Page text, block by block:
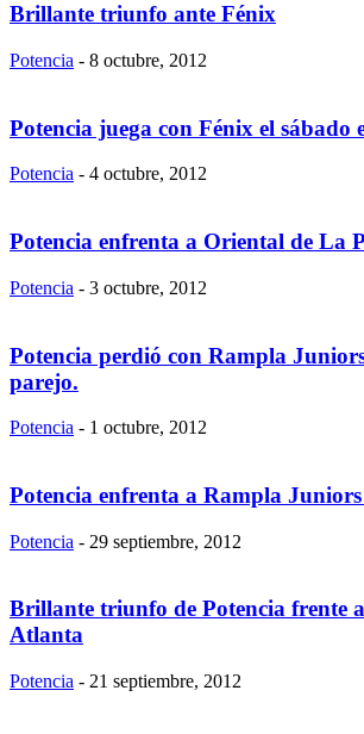
Brillante triunfo ante Fénix
Potencia - 8 octubre, 2012
Potencia juega con Fénix el sábado
Potencia - 4 octubre, 2012
Potencia enfrenta a Oriental de La
Potencia - 3 octubre, 2012
Potencia perdió con Rampla
parejo.
Potencia - 1 octubre, 2012
Potencia enfrenta a Rampla
Potencia - 29 septiembre, 2012
Brillante triunfo de Potencia frente
Atlanta
Potencia - 21 septiembre, 2012